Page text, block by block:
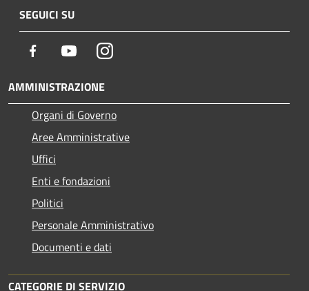
SEGUICI SU
Facebook YoutubeInstagram
AMMINISTRAZIONE
Organi di Governo
Aree Amministrative
Uffici
Enti e fondazioni
Politici
Personale Amministrativo
Documenti e dati
CATEGORIE DI SERVIZIO